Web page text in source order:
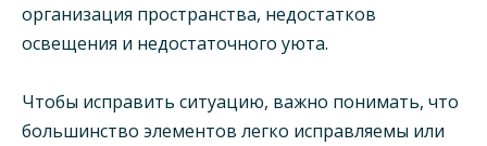
организация пространства, недостатков
освещения и недостаточного уюта.
Чтобы исправить ситуацию, важно понимать, что
большинство элементов легко исправляемы или